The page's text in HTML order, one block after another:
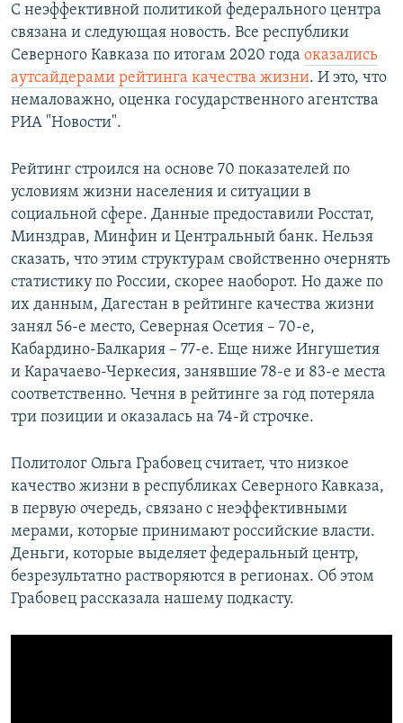
С неэффективной политикой федерального центра
связана и следующая новость. Все республики
Северного Кавказа по итогам 2020 года оказались
аутсайдерами рейтинга качества жизни. И это, что
немаловажно, оценка государственного агентства
РИА "Новости".
Рейтинг строился на основе 70 показателей по
условиям жизни населения и ситуации в
социальной сфере. Данные предоставили Росстат,
Минздрав, Минфин и Центральный банк. Нельзя
сказать, что этим структурам свойственно очернять
статистику по России, скорее наоборот. Но даже по
их данным, Дагестан в рейтинге качества жизни
занял 56-е место, Северная Осетия – 70-е,
Кабардино-Балкария – 77-е. Еще ниже Ингушетия
и Карачаево-Черкесия, занявшие 78-е и 83-е места
соответственно. Чечня в рейтинге за год потеряла
три позиции и оказалась на 74-й строчке.
Политолог Ольга Грабовец считает, что низкое
качество жизни в республиках Северного Кавказа,
в первую очередь, связано с неэффективными
мерами, которые принимают российские власти.
Деньги, которые выделяет федеральный центр,
безрезультатно растворяются в регионах. Об этом
Грабовец рассказала нашему подкасту.